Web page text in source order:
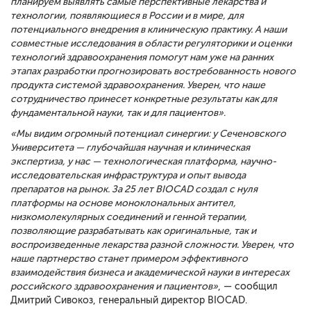
технологии, появляющиеся в России и в мире, для
потенциального внедрения в клиническую практику. А наши
совместные исследования в области регуляторики и оценки
технологий здравоохранения помогут нам уже на ранних
этапах разработки прогнозировать востребованность нового
продукта системой здравоохранения. Уверен, что наше
сотрудничество принесет конкретные результаты как для
фундаментальной науки, так и для пациентов».
«Мы видим огромный потенциал синергии: у Сеченовского
Университета — глубочайшая научная и клиническая
экспертиза, у нас — технологическая платформа, научно-
исследовательская инфраструктура и опыт вывода
препаратов на рынок. За 25 лет BIOCAD создал с нуля
платформы на основе моноклональных антител,
низкомолекулярных соединений и генной терапии,
позволяющие разрабатывать как оригинальные, так и
воспроизведенные лекарства разной сложности. Уверен, что
наше партнерство станет примером эффективного
взаимодействия бизнеса и академической науки в интересах
российского здравоохранения и пациентов» , — сообщил
Дмитрий Сивокоз, генеральный директор BIOCAD.